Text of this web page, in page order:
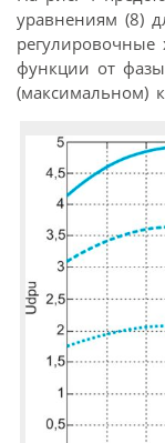
уравнениям (8)
регулировочные
функции от
(максимальном)